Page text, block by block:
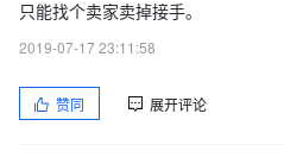
只能找个卖家卖掉接手。
2019-07-17 23:11:58
赞同 展开评论